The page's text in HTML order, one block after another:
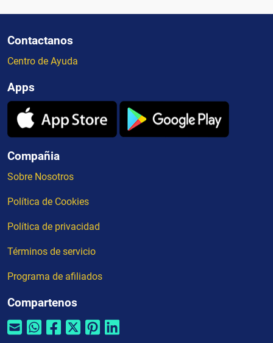
Contactanos
Centro de Ayuda
Apps
Compañia
Sobre Nosotros
Política de Cookies
Política de privacidad
Términos de servicio
Programa de afiliados
Compartenos